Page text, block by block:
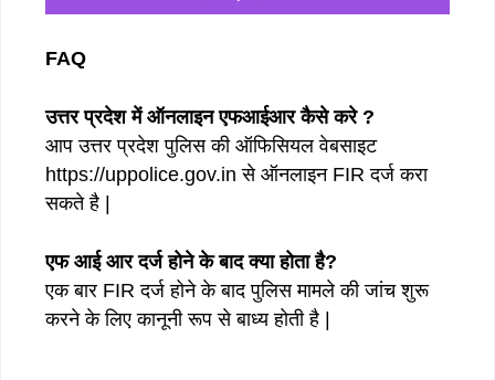
FAQ
उत्तर प्रदेश में ऑनलाइन एफआईआर कैसे करे ?
आप उत्तर प्रदेश पुलिस की ऑफिसियल वेबसाइट
https://uppolice.gov.in से ऑनलाइन FIR दर्ज करा
सकते है |
एफ आई आर दर्ज होने के बाद क्या होता है?
एक बार FIR दर्ज होने के बाद पुलिस मामले की जांच शुरू
करने के लिए कानूनी रूप से बाध्य होती है |